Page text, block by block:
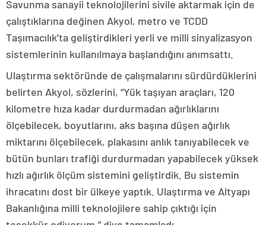
Savunma sanayii teknolojilerini sivile aktarmak için de
çalıştıklarına değinen Akyol, metro ve TCDD
Taşımacılık’ta geliştirdikleri yerli ve milli sinyalizasyon
sistemlerinin kullanılmaya başlandığını anımsattı.
Ulaştırma sektöründe de çalışmalarını sürdürdüklerini
belirten Akyol, sözlerini, “Yük taşıyan araçları, 120
kilometre hıza kadar durdurmadan ağırlıklarını
ölçebilecek, boyutlarını, aks başına düşen ağırlık
miktarını ölçebilecek, plakasını anlık tanıyabilecek ve
bütün bunları trafiği durdurmadan yapabilecek yüksek
hızlı ağırlık ölçüm sistemini geliştirdik. Bu sistemin
ihracatını dost bir ülkeye yaptık. Ulaştırma ve Altyapı
Bakanlığına milli teknolojilere sahip çıktığı için